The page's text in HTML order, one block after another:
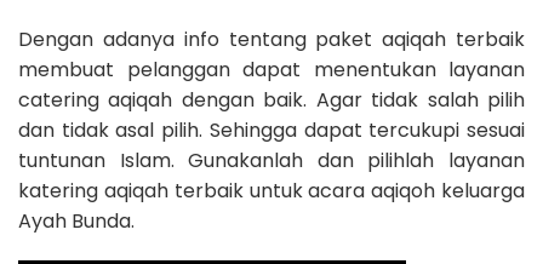
Dengan adanya info tentang paket aqiqah terbaik
membuat pelanggan dapat menentukan layanan
catering aqiqah dengan baik. Agar tidak salah pilih
dan tidak asal pilih. Sehingga dapat tercukupi sesuai
tuntunan Islam. Gunakanlah dan pilihlah layanan
katering aqiqah terbaik untuk acara aqiqoh keluarga
Ayah Bunda.